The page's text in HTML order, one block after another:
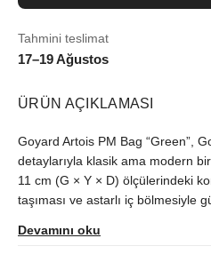
Tahmini teslimat
17–19 Ağustos
ÜRÜN AÇIKLAMASI
Goyard Artois PM Bag “Green”,
detaylarıyla klasik ama modern
11 cm (G × Y × D) ölçülerindeki
taşıması ve astarlı iç bölmesiyle
Devamını oku